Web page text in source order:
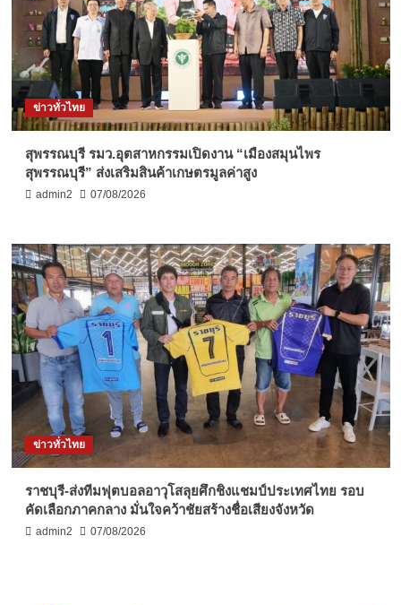
ข่าวทั่วไทย
สุพรรณบุรี รมว.อุตสาหกรรมเปิดงาน “เมืองสมุนไพร
สุพรรณบุรี” ส่งเสริมสินค้าเกษตรมูลค่าสูง
admin2 07/08/2026
ข่าวทั่วไทย
ราชบุรี-ส่งทีมฟุตบอลอาวุโสลุยศึกชิงแชมป์ประเทศไทย รอบ
คัดเลือกภาคกลาง มั่นใจคว้าชัยสร้างชื่อเสียงจังหวัด
admin2 07/08/2026